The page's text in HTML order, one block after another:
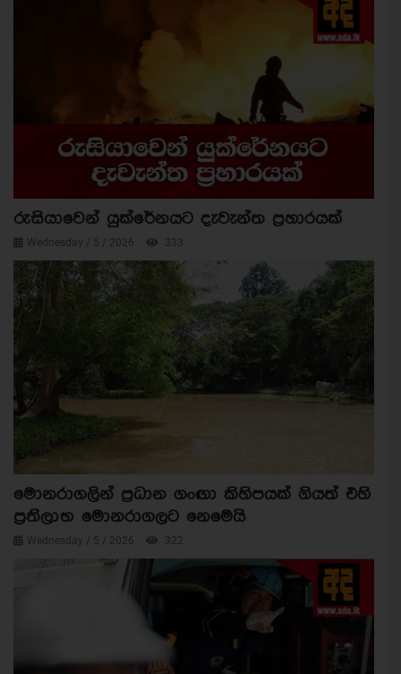
රුසියාවෙන් යුක්රේනයට දැවැන්ත ප්‍රහාරයක්
Wednesday / 5 / 2026 333
මොනරාගලින් ප්‍රධාන ගංඟා කිහිපයක් ගියත් එහි
ප්‍රතිලාභ මොනරාගලට නෙමෙයි
Wednesday / 5 / 2026 322